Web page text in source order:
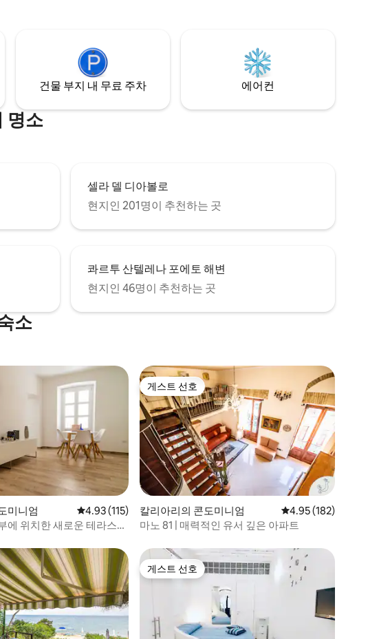
건물 부지 내 무료 주차 에어컨
명소
셀라 델 디아볼로
현지인 201명이 추천하는 곳
콰르투 산텔레나 포에토 해변
현지인 46명이 추천하는 곳
소
개
미니엄 평점 4.93점(5점 만점), 후기 115개
4.93 (115)
에 위치한 새로운 테라스
게스트 선호
게스트 선호
칼리아리의 콘도미니엄 평점 4.95점(5점 만점),
4.95 (182)
마노 81 | 매력적인 유서 깊은 아파트
게스트 선호
게스트 선호